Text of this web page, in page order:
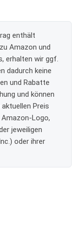
enthält
Amazon und
erhalten wir ggf.
dadurch keine
und Rabatte
und können
Preis
Amazon-Logo,
jeweiligen
oder ihrer